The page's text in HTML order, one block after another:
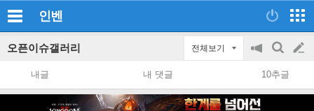
인벤
오픈이슈갤러리 전체보기
공
지
on/off
검
색
글
쓰
내글 내 댓글 10추글